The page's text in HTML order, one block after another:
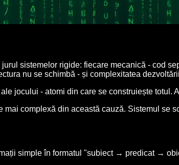
sistemelor rigide: fiecare mecanică - cod
nu se schimbă - și complexitatea
jocului - atomi din care se construiește
mai complexă din această cauză. Sistemul se
simple în formatul "subiect → predicat →